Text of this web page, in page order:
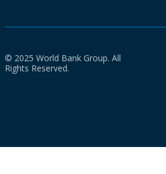
© 2025 World Bank Group. All
Rights Reserved.